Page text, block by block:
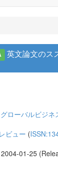
英文論文のス
ローバルビジネ
ビュー (
01-25